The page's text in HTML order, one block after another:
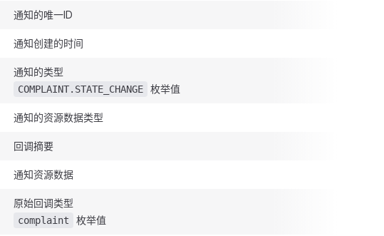
通知的唯一ID
通知创建的时间
通知的类型
COMPLAINT.STATE_CHANGE 枚举值
通知的资源数据类型
回调摘要
通知资源数据
原始回调类型
complaint 枚举值